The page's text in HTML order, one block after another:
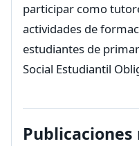
participar como
actividades de
estudiantes de
Social Estudiantil